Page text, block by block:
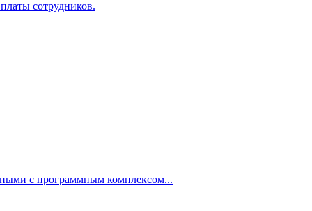
сотрудников.
с программным комплексом...